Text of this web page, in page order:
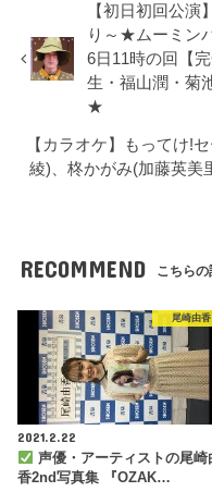
【初日初回公演
り～★ムーミン
6日11時の回【
生・福山潤・菊
★
【カラオケ】もってけ!
綾)、柊かがみ(加藤英美
RECOMMEND こちらの
尾崎由香
2021.2.22
声優・アーティストの尾崎
香2nd写真集 『OZAK…